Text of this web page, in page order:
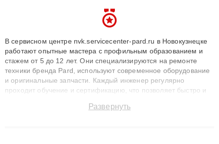
В сервисном центре nvk.servicecenter-pard.ru в Новокузнецке
работают опытные мастера с профильным образованием и
стажем от 5 до 12 лет. Они специализируются на ремонте
техники бренда Pard, используют современное оборудование
и оригинальные запчасти. Каждый инженер регулярно
проходит обучение и сертификацию, что позволяет быстро и
сохранением гарантии до 3 лет. Наши мастера решают
Развернуть